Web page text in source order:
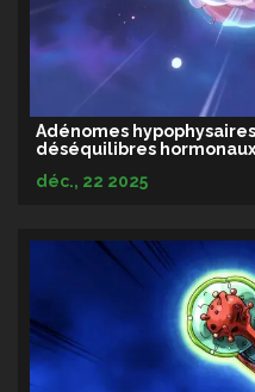
Adénomes
déséquilibres hormonaux
déc., 22 2025